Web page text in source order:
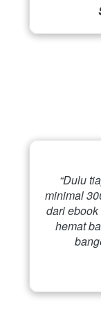
minimal
dari
hemat